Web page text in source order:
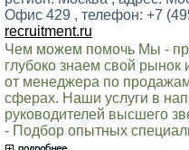
Офис 429 , телефон: +7
recruitment.ru
Чем можем помочь Мы -
глубоко знаем свой
от менеджера по
сферах. Наши услуги в
руководителей высшего
- Подбор опытных